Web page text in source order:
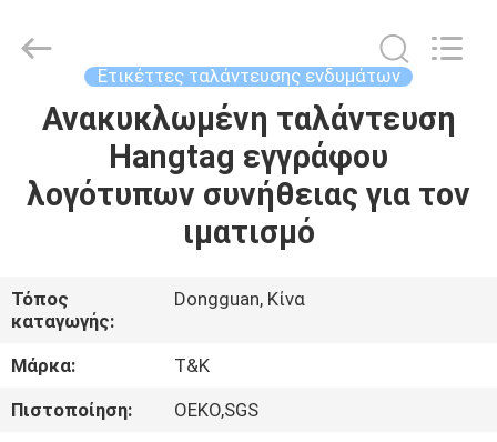
ΣΠΊΤΙ
ΠΡΟΪΌΝΤΑ
ΕΜΕΊΣ
ΓΎΡΟΣ
ΕΡΓΟΣΤΑΣΊΩΝ
Accessories
Co.,Ltd.
Ετικέττες ταλάντευσης ενδυμάτων
Ανακυκλωμένη ταλάντευση
Hangtag εγγράφου
λογότυπων συνήθειας για τον
ιματισμό
Τόπος
καταγωγής:
Dongguan, Κίνα
Μάρκα:
T&K
Πιστοποίηση:
OEKO,SGS